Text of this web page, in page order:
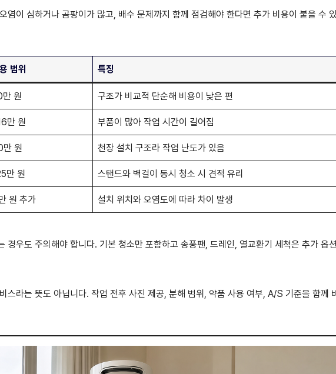
염이 심하거나 곰팡이가 많고, 배수 문제까지 함께 점검해야 한다면 추가 비용이 붙을 수
범위 특징
원 구조가 비교적 단순해 비용이 낮은 편
만 원 부품이 많아 작업 시간이 길어짐
원 천장 설치 구조라 작업 난도가 있음
만 원 스탠드와 벽걸이 동시 청소 시 견적 유리
원 추가 설치 위치와 오염도에 따라 차이 발생
경우도 주의해야 합니다. 기본 청소만 포함하고 송풍팬, 드레인, 열교환기 세척은 추가 옵
스라는 뜻도 아닙니다. 작업 전후 사진 제공, 분해 범위, 약품 사용 여부, A/S 기준을 함께